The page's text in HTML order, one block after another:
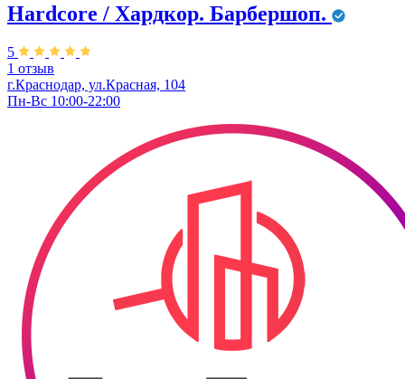
Hardcore / Хардкор. Барбершоп.
5
1 отзыв
г.Краснодар, ул.Красная, 104
Пн-Вс 10:00-22:00